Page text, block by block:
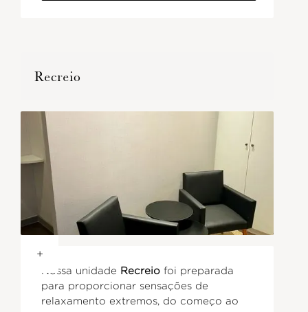
Recreio
+
Nossa unidade Recreio foi preparada
para proporcionar sensações de
relaxamento extremos, do começo ao